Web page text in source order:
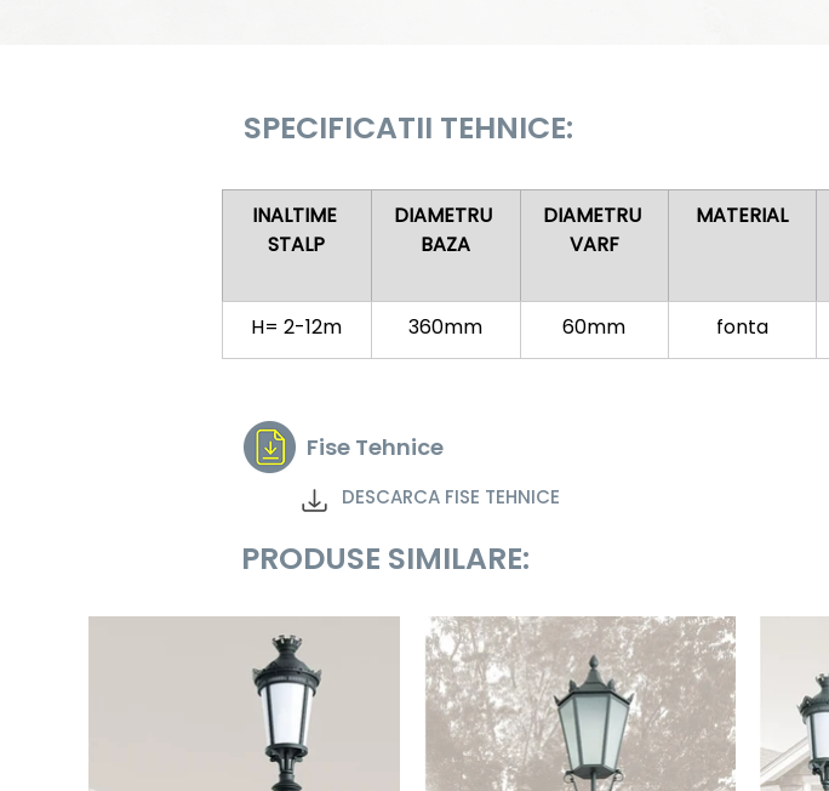
SPECIFICATII TEHNICE:
INALTIME
STALP
DIAMETRU
BAZA
DIAMETRU
VARF
MATERIAL
H= 2-12m 360mm 60mm fonta
Fise Tehnice
DESCARCA FISE TEHNICE
PRODUSE SIMILARE: